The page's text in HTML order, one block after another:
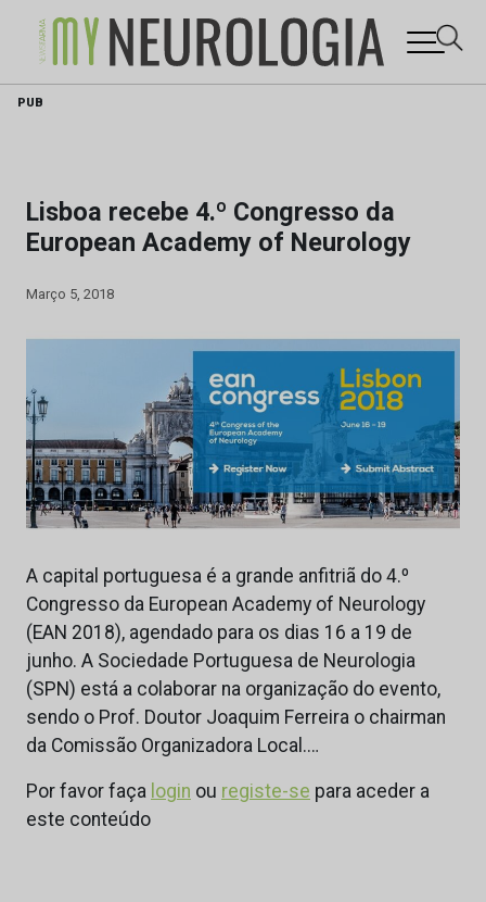
Skip
PUB
Lisboa recebe 4.º Congresso da
European Academy of Neurology
Março 5, 2018
A capital portuguesa é a grande anfitriã do 4.º
Congresso da European Academy of Neurology
(EAN 2018), agendado para os dias 16 a 19 de
junho. A Sociedade Portuguesa de Neurologia
(SPN) está a colaborar na organização do evento,
sendo o Prof. Doutor Joaquim Ferreira o chairman
da Comissão Organizadora Local.…
Por favor faça login ou registe-se para aceder a
este conteúdo